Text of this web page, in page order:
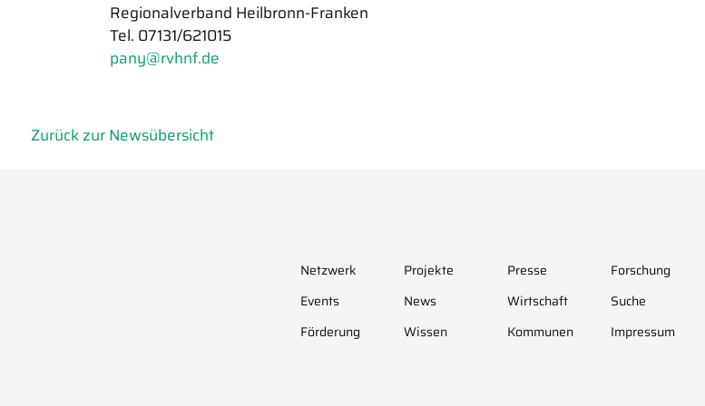
Regionalverband Heilbronn-Franken
Tel. 07131/621015
pany@rvhnf.de
Zurück zur Newsübersicht
Netzwerk
Events
Förderung
Projekte
News
Wissen
Presse
Wirtschaft
Kommunen
Forschung
Suche
Impressum